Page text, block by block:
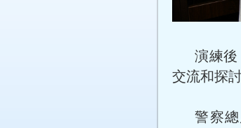
演練後
交流和探
警察